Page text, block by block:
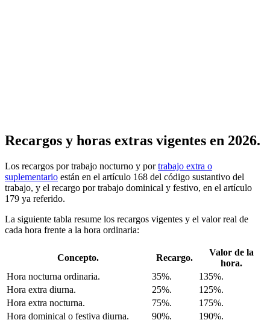
Recargos y horas extras vigentes en 2026.
Los recargos por trabajo nocturno y portrabajo extra o
suplementario están en el artículo 168 del código sustantivo del
trabajo, y el recargo por trabajo dominical y festivo, en el artículo
179 ya referido.
La siguiente tabla resume los recargos vigentes y el valor real de
cada hora frente a la hora ordinaria:
Concepto. Recargo.
Valor de la
hora.
Hora nocturna ordinaria.
35%.
135%.
Hora extra diurna.
25%.
125%.
Hora extra nocturna.
75%.
175%.
Hora dominical o festiva diurna.
90%.
190%.